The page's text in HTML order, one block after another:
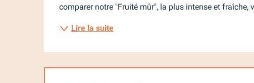
comparer notre "Fruité mûr", la plus intense et fraîche,
Lire la suite